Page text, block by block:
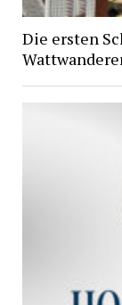
Die ersten